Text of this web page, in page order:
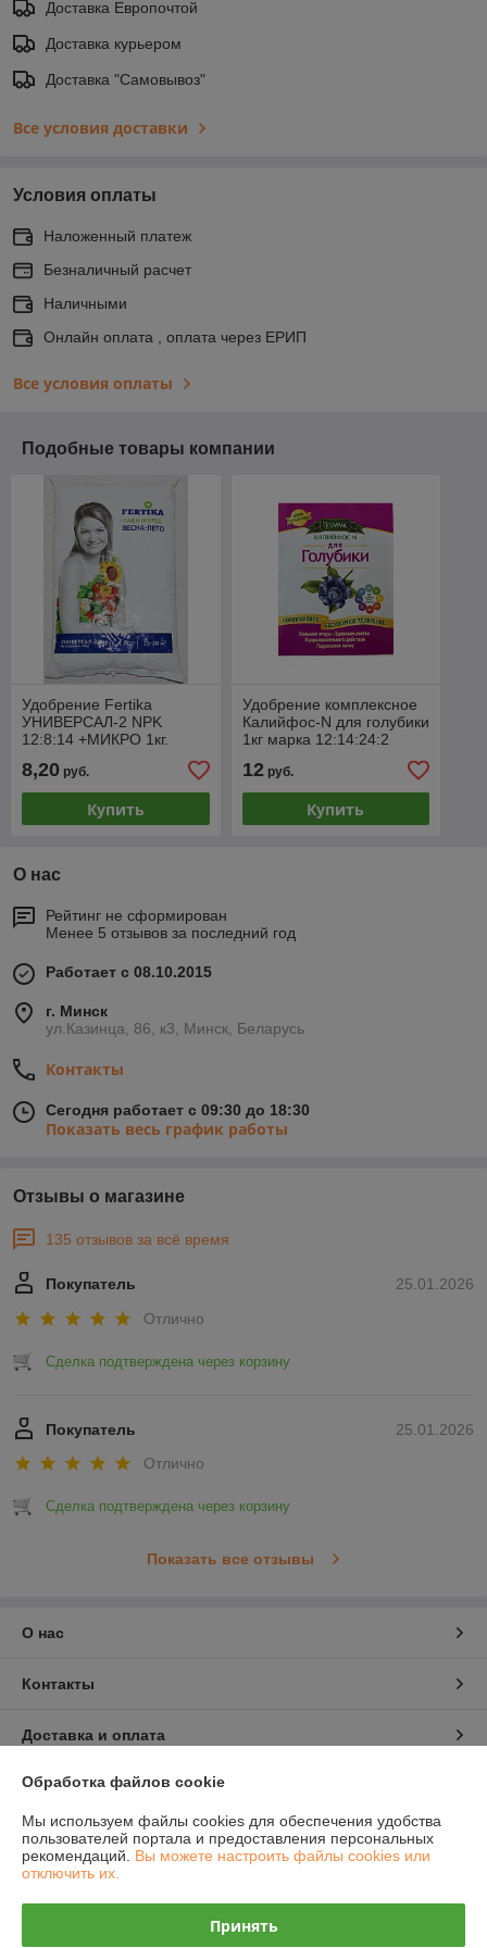
Доставка Европочтой
Доставка курьером
Доставка "Самовывоз"
Все условия доставки
Условия оплаты
Наложенный платеж
Безналичный расчет
Наличными
Онлайн оплата , оплата через ЕРИП
Все условия оплаты
Подобные товары компании
Удобрение Fertika
УНИВЕРСАЛ-2 NPK
12:8:14 +МИКРО 1кг.
8,20 руб.
Купить
Удобрение комплексное
Калийфос-N для голубики
1кг марка 12:14:24:2
12руб.
Купить
О нас
Рейтинг не сформирован
Менее 5 отзывов за последний год
Работает с 08.10.2015
г. Минск
ул.Казинца, 86, к3, Минск, Беларусь
Контакты
Сегодня работает с 09:30 до 18:30
Показать весь график работы
Отзывы о магазине
135 отзывов за всё время
25.01.2026
Покупатель
Отлично
Сделка подтверждена через корзину
25.01.2026
Покупатель
Отлично
Сделка подтверждена через корзину
Показать все отзывы
О нас
Контакты
Доставка и оплата
График работы
Полная версия сайта
Сайт создан на платформе Deal.by
Обработка файлов cookie
Мы используем файлы cookies для обеспечения удобства
пользователей портала и предоставления персональных
рекомендаций. Вы можете настроить файлы cookies или
отключить их.
Принять